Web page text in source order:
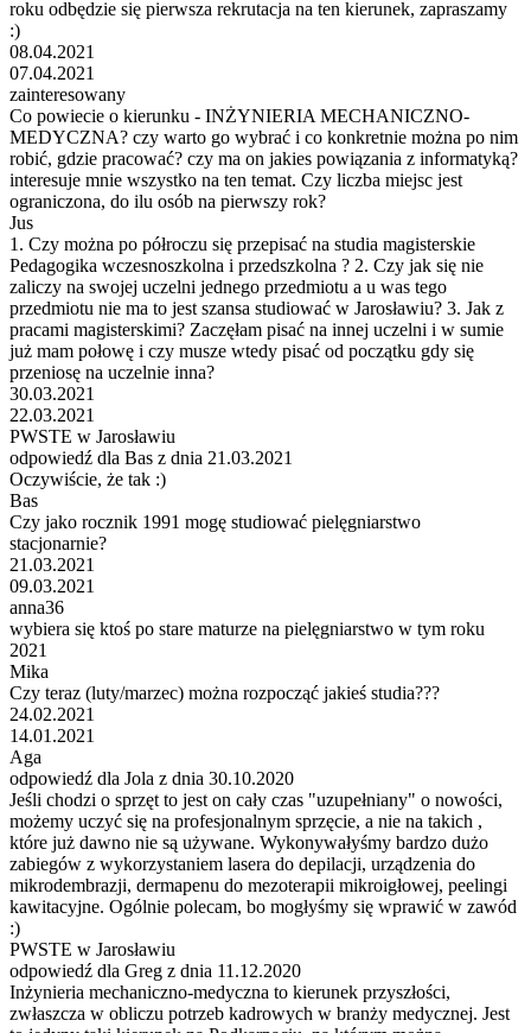
roku odbędzie się pierwsza rekrutacja na ten kierunek, zapraszamy
:)
08.04.2021
07.04.2021
zainteresowany
Co powiecie o kierunku - INŻYNIERIA MECHANICZNO-
MEDYCZNA? czy warto go wybrać i co konkretnie można po nim
robić, gdzie pracować? czy ma on jakies powiązania z informatyką?
interesuje mnie wszystko na ten temat. Czy liczba miejsc jest
ograniczona, do ilu osób na pierwszy rok?
Jus
1. Czy można po półroczu się przepisać na studia magisterskie
Pedagogika wczesnoszkolna i przedszkolna ? 2. Czy jak się nie
zaliczy na swojej uczelni jednego przedmiotu a u was tego
przedmiotu nie ma to jest szansa studiować w Jarosławiu? 3. Jak z
pracami magisterskimi? Zaczęłam pisać na innej uczelni i w sumie
już mam połowę i czy musze wtedy pisać od początku gdy się
przeniosę na uczelnie inna?
30.03.2021
22.03.2021
PWSTE w Jarosławiu
odpowiedź dla Bas z dnia 21.03.2021
Oczywiście, że tak :)
Bas
Czy jako rocznik 1991 mogę studiować pielęgniarstwo
stacjonarnie?
21.03.2021
09.03.2021
anna36
wybiera się ktoś po stare maturze na pielęgniarstwo w tym roku
2021
Mika
Czy teraz (luty/marzec) można rozpocząć jakieś studia???
24.02.2021
14.01.2021
Aga
odpowiedź dla Jola z dnia 30.10.2020
Jeśli chodzi o sprzęt to jest on cały czas "uzupełniany" o nowości,
możemy uczyć się na profesjonalnym sprzęcie, a nie na takich ,
które już dawno nie są używane. Wykonywałyśmy bardzo dużo
zabiegów z wykorzystaniem lasera do depilacji, urządzenia do
mikrodembrazji, dermapenu do mezoterapii mikroigłowej, peelingi
kawitacyjne. Ogólnie polecam, bo mogłyśmy się wprawić w zawód
:)
PWSTE w Jarosławiu
odpowiedź dla Greg z dnia 11.12.2020
Inżynieria mechaniczno-medyczna to kierunek przyszłości,
zwłaszcza w obliczu potrzeb kadrowych w branży medycznej. Jest